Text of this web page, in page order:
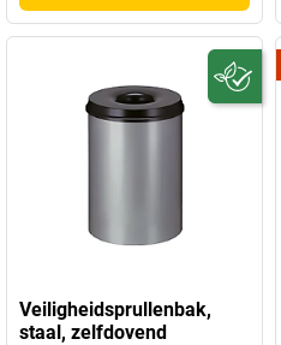
Veiligheidsprullenbak,
staal, zelfdovend